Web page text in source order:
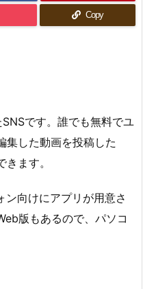
Copy
です。誰でも無料でユ
集した動画を投稿した
ます。
向けにアプリが用意さ
版もあるので、パソコ